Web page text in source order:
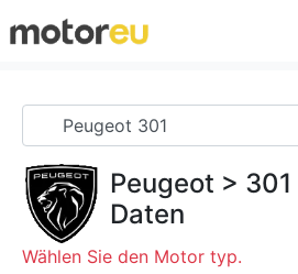
Peugeot > 301
Daten
Wählen Sie den Motor typ.